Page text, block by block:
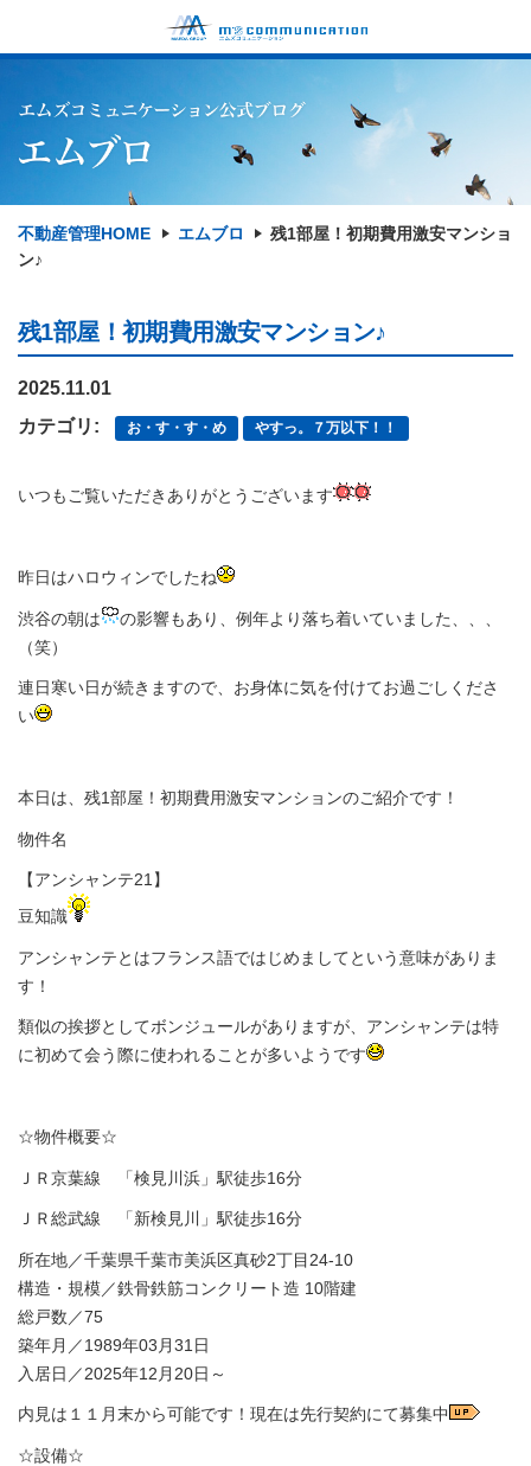
不動産管理HOME エムブロ
残1部屋！初期費用激安マンショ
ン♪
残1部屋！初期費用激安マンション♪
2025.11.01
カテゴリ:
お・す・す・め やすっ。７万以下！！
いつもご覧いただきありがとうございます
昨日はハロウィンでしたね
渋谷の朝は
の影響もあり、例年より落ち着いていました、、、
（笑）
連日寒い日が続きますので、お身体に気を付けてお過ごしくださ
い
本日は、残1部屋！初期費用激安マンションのご紹介です！
物件名
【アンシャンテ21】
豆知識
アンシャンテとはフランス語ではじめましてという意味がありま
す！
類似の挨拶としてボンジュールがありますが、アンシャンテは特
に初めて会う際に使われることが多いようです
☆物件概要☆
ＪＲ京葉線 「検見川浜」駅徒歩16分
ＪＲ総武線 「新検見川」駅徒歩16分
所在地／千葉県千葉市美浜区真砂2丁目24-10
構造・規模／鉄骨鉄筋コンクリート造 10階建
総戸数／75
築年月／1989年03月31日
入居日／2025年12月20日～
内見は１１月末から可能です！現在は先行契約にて募集中
☆設備☆